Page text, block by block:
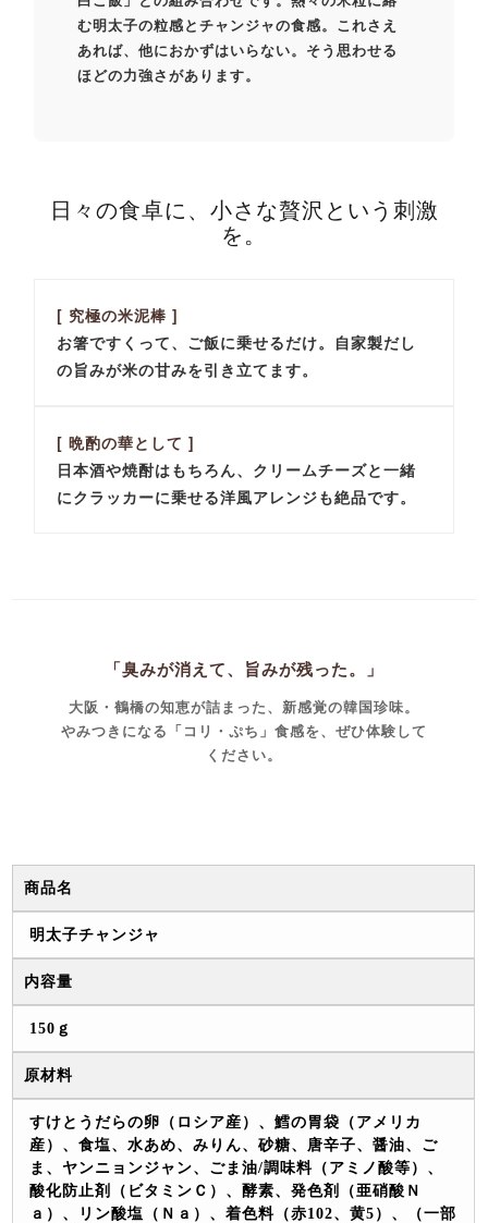
む明太子の粒感とチャンジャの食感。これさえ
あれば、他におかずはいらない。そう思わせる
ほどの力強さがあります。
日々の食卓に、小さな贅沢という刺激
を。
[ 究極の米泥棒 ]
お箸ですくって、ご飯に乗せるだけ。自家製だし
の旨みが米の甘みを引き立てます。
[ 晩酌の華として ]
日本酒や焼酎はもちろん、クリームチーズと一緒
にクラッカーに乗せる洋風アレンジも絶品です。
「臭みが消えて、旨みが残った。」
大阪・鶴橋の知恵が詰まった、新感覚の韓国珍味。
やみつきになる「コリ・ぷち」食感を、ぜひ体験して
ください。
商品名
明太子チャンジャ
内容量
150ｇ
原材料
すけとうだらの卵（ロシア産）、鱈の胃袋（アメリカ
産）、食塩、水あめ、みりん、砂糖、唐辛子、醤油、ご
ま、ヤンニョンジャン、ごま油/調味料（アミノ酸等）、
酸化防止剤（ビタミンＣ）、酵素、発色剤（亜硝酸Ｎ
ａ）、リン酸塩（Ｎａ）、着色料（赤102、黄5）、（一部